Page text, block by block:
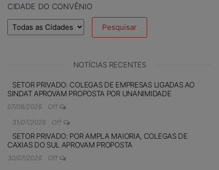
CIDADE DO CONVÊNIO
NOTÍCIAS RECENTES
SETOR PRIVADO: COLEGAS DE EMPRESAS LIGADAS AO
SINDAT APROVAM PROPOSTA POR UNANIMIDADE
07/08/2026
Off
31/07/2026
Off
SETOR PRIVADO: POR AMPLA MAIORIA, COLEGAS DE
CAXIAS DO SUL APROVAM PROPOSTA
30/07/2026 Off